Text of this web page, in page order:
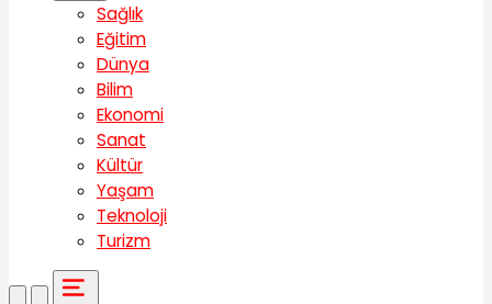
Sağlık
Eğitim
Dünya
Bilim
Ekonomi
Sanat
Kültür
Yaşam
Teknoloji
Turizm